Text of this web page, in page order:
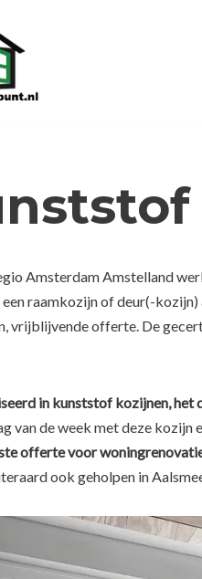
Amsterdam Amstelland
raamkozijn of deur(-kozijn)
vrijblijvende offerte. De
in kunststof kozijnen,
van de week met deze kozijn
offerte voor
ook geholpen in